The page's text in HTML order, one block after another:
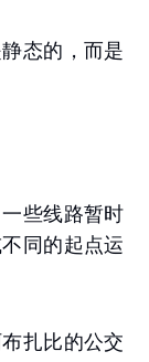
态的，而是
些线路暂时
同的起点运
扎比的公交